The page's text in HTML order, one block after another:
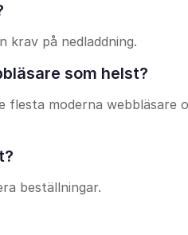
krav på nedladdning.
som helst?
moderna webbläsare
beställningar.